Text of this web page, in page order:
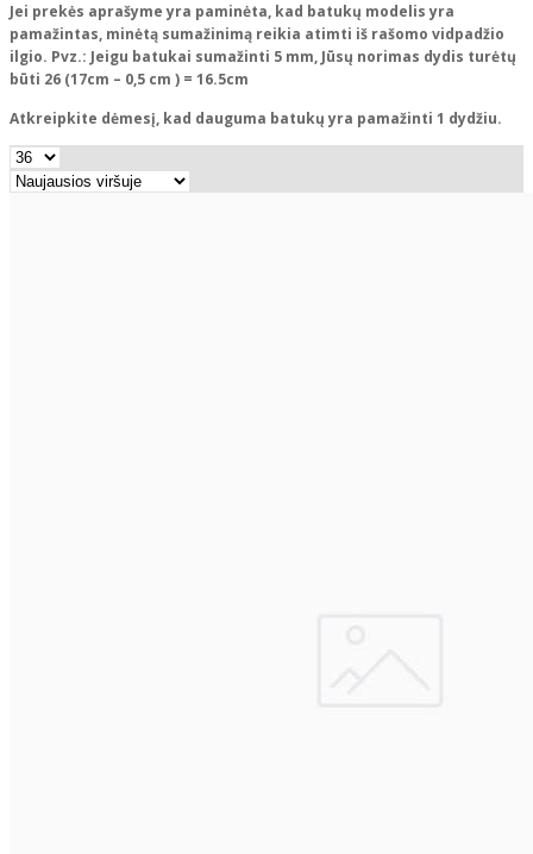
Jei prekės aprašyme yra paminėta, kad batukų modelis yra
pamažintas, minėtą sumažinimą reikia atimti iš rašomo vidpadžio
ilgio. Pvz.: Jeigu batukai sumažinti 5 mm, Jūsų norimas dydis turėtų
būti 26 (17cm – 0,5 cm ) = 16.5cm
Atkreipkite dėmesį, kad dauguma batukų yra pamažinti 1 dydžiu.